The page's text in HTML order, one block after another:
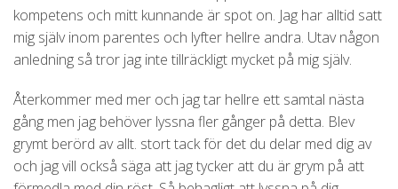
kompetens och mitt kunnande är spot on. Jag har alltid satt
mig själv inom parentes och lyfter hellre andra. Utav någon
anledning så tror jag inte tillräckligt mycket på mig själv.
Återkommer med mer och jag tar hellre ett samtal nästa
gång men jag behöver lyssna fler gånger på detta. Blev
grymt berörd av allt. stort tack för det du delar med dig av
och jag vill också säga att jag tycker att du är grym på att